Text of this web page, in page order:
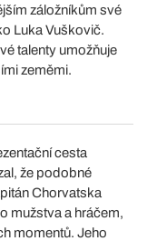
záložníkům své
Luka Vuškovič.
talenty umožňuje
zeměmi.
cesta
že podobné
Chorvatska
mužstva a hráčem,
momentů. Jeho